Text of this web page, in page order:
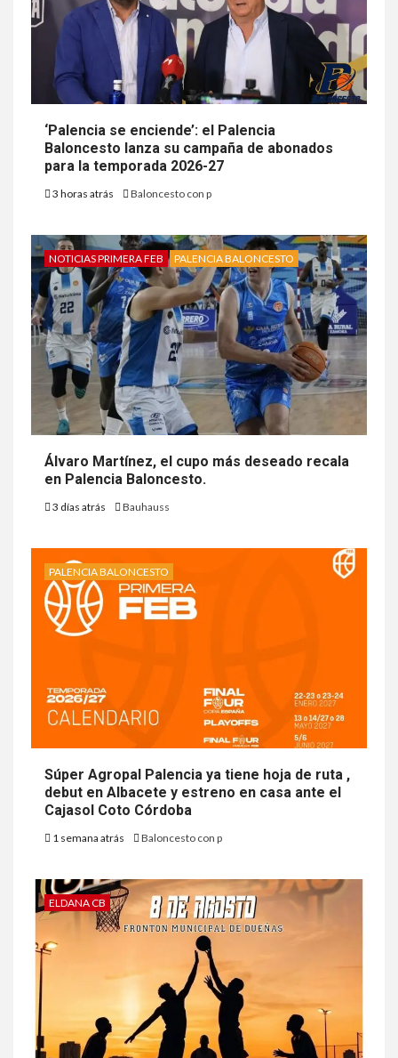
‘Palencia se enciende’: el Palencia
Baloncesto lanza su campaña de abonados
para la temporada 2026-27
3 horas atrás Baloncesto con p
NOTICIAS PRIMERA FEB PALENCIA BALONCESTO
Álvaro Martínez, el cupo más deseado recala
en Palencia Baloncesto.
3 días atrás Bauhauss
PALENCIA BALONCESTO
Súper Agropal Palencia ya tiene hoja de ruta ,
debut en Albacete y estreno en casa ante el
Cajasol Coto Córdoba
1 semana atrás Baloncesto con p
ELDANA CB